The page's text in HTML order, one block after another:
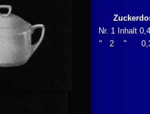
Nr. 1 Inhalt
" 2 "